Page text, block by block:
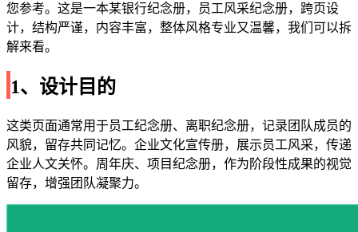
您参考。这是一本某银行纪念册，员工风采纪念册，跨页设
计，结构严谨，内容丰富，整体风格专业又温馨，我们可以拆
解来看。
1、设计目的
这类页面通常用于员工纪念册、离职纪念册，记录团队成员的
风貌，留存共同记忆。企业文化宣传册，展示员工风采，传递
企业人文关怀。周年庆、项目纪念册，作为阶段性成果的视觉
留存，增强团队凝聚力。